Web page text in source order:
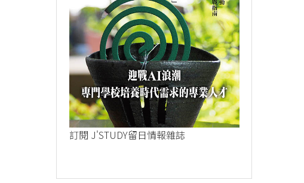
訂閱 J'STUDY留日情報雜誌